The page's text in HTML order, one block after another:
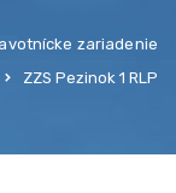
zariadenie
ZZS Pezinok 1 RLP